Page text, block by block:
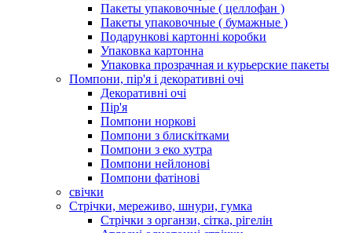
Пакеты упаковочные ( целлофан )
Пакеты упаковочные ( бумажные )
Подарункові картонні коробки
Упаковка картонна
Упаковка прозрачная и курьерские пакеты
Помпони, пір'я і декоративні очі
Декоративні очі
Пір'я
Помпони норкові
Помпони з блискітками
Помпони з еко хутра
Помпони нейлонові
Помпони фатінові
свічки
Стрічки, мереживо, шнури, гумка
Стрічки з органзи, сітка, рігелін